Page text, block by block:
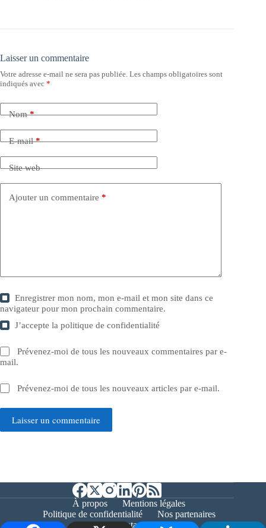
Laisser un commentaire
Votre adresse e-mail ne sera pas publiée. Les champs obligatoires sont
indiqués avec *
Nom*
E-mail*
Site web
Ajouter un commentaire *
Enregistrer mon nom, mon e-mail et mon site dans ce
navigateur pour mon prochain commentaire.
J’accepte lapolitique de confidentialité
Prévenez-moi de tous les nouveaux commentaires par e-
mail.
Prévenez-moi de tous les nouveaux articles par e-mail.
Laisser un commentaire
À propos
Mentions légales
Politique de confidentialité
Nos partenaires
Contact